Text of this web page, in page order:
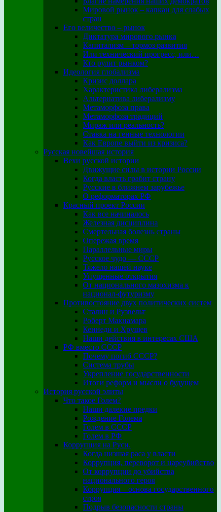
Мировой рынок – капкан для слабых
стран
Его величество – рынок
Диктатура мирового рынка
Капитализм – тормоз развития
Или технический прогресс, или…
Кто рулит рынком?
Идеология глобализма
Кризис доллара
Характеристика либерализма
Альтернатива либерализму
Метаморфоза права
Метаморфоза традиций
Мираж или реальность?
Ставка на генные технологии
Как Европе выйти из кризиса?
Русская новейшая история
Вехи русской истории
Движущие силы в истории России
Когда власть грабит страну
Русские в ближнем зарубежье
О реформаторах РФ
Красный проект России
Как все начиналось
Железная дисциплина
Смертельная болезнь страны
Опережая время
Параллельные миры
Русское чудо — СССР
Тяжело нашей науке
Упущенные открытия
От национального мазохизма к
национал-футуризму
Противостояние двух политических систем
Сталин и Рузвельт
Роберт Макнамара
Кеннеди и Хрущев
Наши действия в интересах США
РФ вместо СССР
Почему погиб СССР?
Система трубы
Укрепление государственности
Итоги реформ и мысли о будущем
История русской элиты
Что такое Голем?
Наши далекие предки
Рождение Голема
Голем в СССР
Голем в РФ
Коррупция на Руси.
Когда низшая раса у власти
Коррупция, переворот и цареубийство
От коррупции до убийства
национального героя
Коррупция – основа государственного
строя
Подрыв безопасности страны